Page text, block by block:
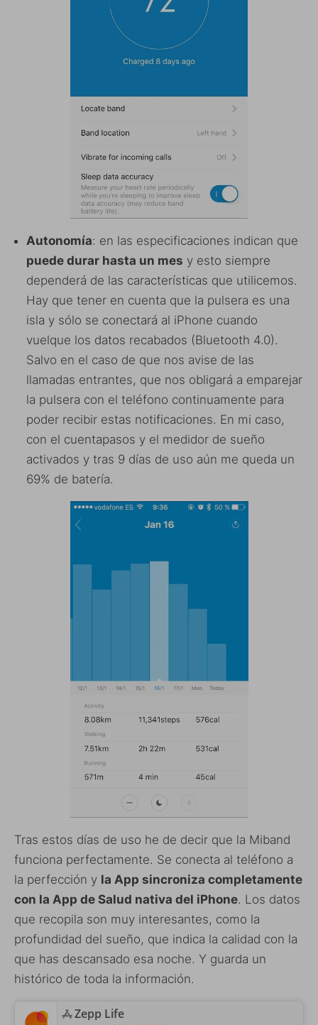
Autonomía: en las especificaciones indican que
puede durar hasta un mes y esto siempre
dependerá de las características que utilicemos.
Hay que tener en cuenta que la pulsera es una
isla y sólo se conectará al iPhone cuando
vuelque los datos recabados (Bluetooth 4.0).
Salvo en el caso de que nos avise de las
llamadas entrantes, que nos obligará a emparejar
la pulsera con el teléfono continuamente para
poder recibir estas notificaciones. En mi caso,
con el cuentapasos y el medidor de sueño
activados y tras 9 días de uso aún me queda un
69% de batería.
Tras estos días de uso he de decir que la Miband
funciona perfectamente. Se conecta al teléfono a
la perfección y la App sincroniza completamente
con la App de Salud nativa del iPhone. Los datos
que recopila son muy interesantes, como la
profundidad del sueño, que indica la calidad con la
que has descansado esa noche. Y guarda un
histórico de toda la información.
‎Zepp Life